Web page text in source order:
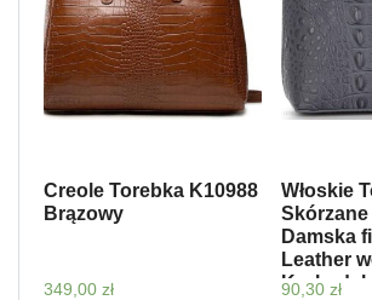
Creole Torebka K10988
Brązowy
349,00 zł
Włoskie
Damska
Leather
Krokodyla
90,30 zł